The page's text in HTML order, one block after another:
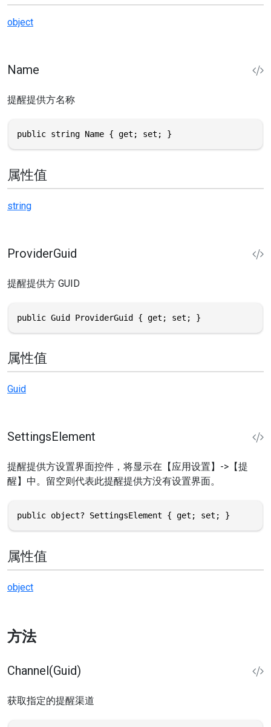
object
Name
提醒提供方名称
public string Name { get; set; }
属性值
string
ProviderGuid
提醒提供方 GUID
public Guid ProviderGuid { get; set; }
属性值
Guid
SettingsElement
提醒提供方设置界面控件，将显示在【应用设置】->【提
醒】中。留空则代表此提醒提供方没有设置界面。
public object? SettingsElement { get; set; }
属性值
object
方法
Channel(Guid)
获取指定的提醒渠道